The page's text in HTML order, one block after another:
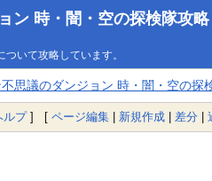
ン 時・闇・空の探検隊攻略
いて攻略しています。
思議のダンジョン 時・闇・空の探
ルプ] [ ページ編集 | 新規作成 | 差分 |